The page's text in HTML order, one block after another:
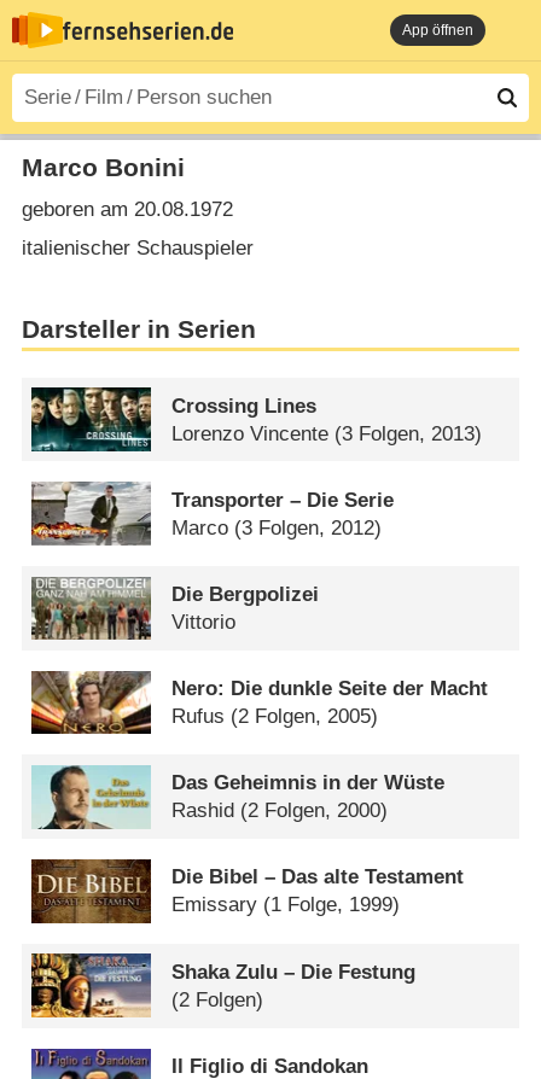
App öffnen
Marco Bonini
geboren am 20.08.1972
italienischer Schauspieler
Darsteller in Serien
Crossing Lines
Lorenzo Vincente (3 Folgen, 2013)
Transporter – Die Serie
Marco (3 Folgen, 2012)
Die Bergpolizei
Vittorio
Nero: Die dunkle Seite der Macht
Rufus (2 Folgen, 2005)
Das Geheimnis in der Wüste
Rashid (2 Folgen, 2000)
Die Bibel – Das alte Testament
Emissary (1 Folge, 1999)
Shaka Zulu – Die Festung
(2 Folgen)
Il Figlio di Sandokan